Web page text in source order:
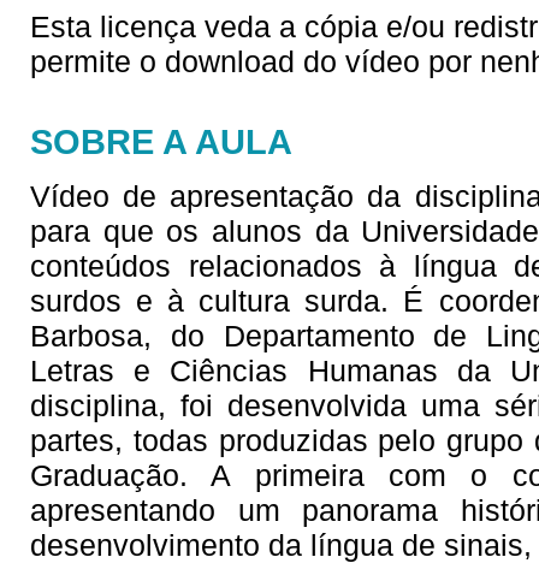
Esta licença veda a cópia e/ou
permite o download do vídeo por
SOBRE A AULA
Vídeo de apresentação da
para que os alunos da
conteúdos relacionados à língua
surdos e à cultura surda. É
Barbosa, do Departamento de
Letras e Ciências Humanas da
disciplina, foi desenvolvida uma
partes, todas produzidas pelo
Graduação. A primeira com o
apresentando um panorama
desenvolvimento da língua de